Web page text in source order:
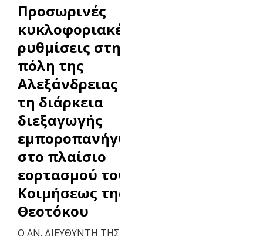
Προσωρινές
κυκλοφοριακές
ρυθμίσεις στην
πόλη της
Αλεξάνδρειας κατά
τη διάρκεια
διεξαγωγής
εμποροπανήγυρης,
στο πλαίσιο
εορτασμού του Ι.Ν.
Κοιμήσεως της
Θεοτόκου
Ο ΑΝ. ΔΙΕΥΘΥΝΤΗ ΤΗΣ